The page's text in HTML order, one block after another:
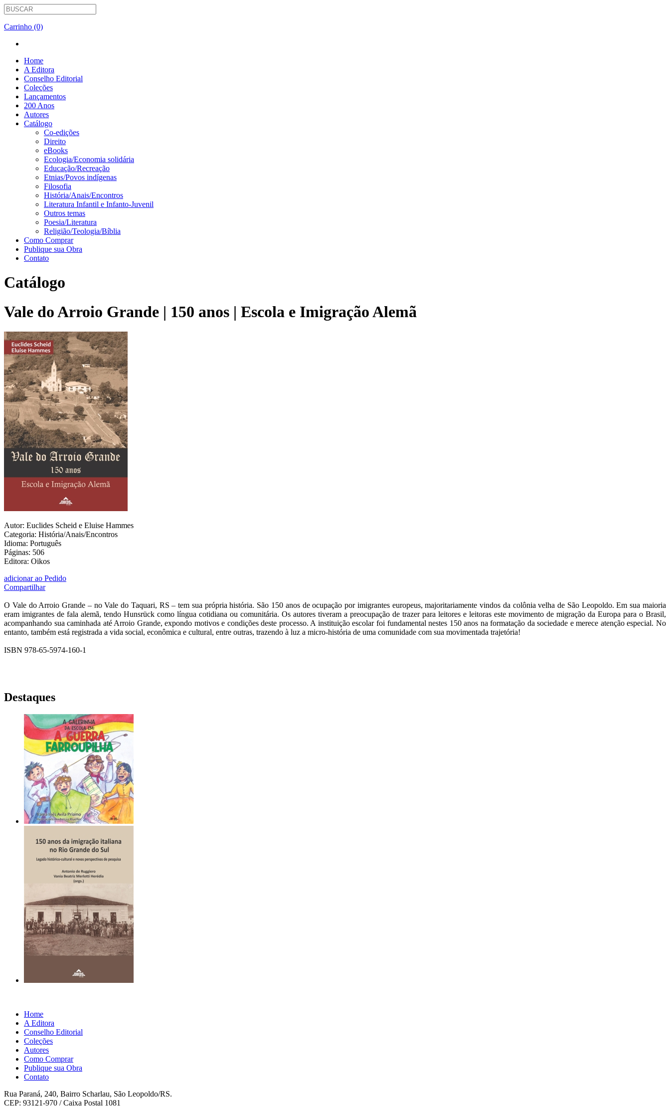
Carrinho (0)
Home
A Editora
Conselho Editorial
Coleções
Lançamentos
200 Anos
Autores
Catálogo
Co-edições
Direito
eBooks
Ecologia/Economia solidária
Educação/Recreação
Etnias/Povos indígenas
Filosofia
História/Anais/Encontros
Literatura Infantil e Infanto-Juvenil
Outros temas
Poesia/Literatura
Religião/Teologia/Bíblia
Como Comprar
Publique sua Obra
Contato
Catálogo
Vale do Arroio Grande | 150 anos | Escola e Imigração Alemã
Autor: Euclides Scheid e Eluise Hammes
Categoria: História/Anais/Encontros
Idioma: Português
Páginas: 506
Editora: Oikos
adicionar ao Pedido
Compartilhar
O Vale do Arroio Grande – no Vale do Taquari, RS – tem sua própria história. São 150 anos de ocupação por imigrantes europeus, majoritariamente vindos da colônia velha de São Leopoldo. Em sua maioria
eram imigrantes de fala alemã, tendo Hunsrück como língua cotidiana ou comunitária. Os autores tiveram a preocupação de trazer para leitores e leitoras este movimento de migração da Europa para o Brasil,
acompanhando sua caminhada até Arroio Grande, expondo motivos e condições deste processo. A instituição escolar foi fundamental nestes 150 anos na formatação da sociedade e merece atenção especial. No
entanto, também está registrada a vida social, econômica e cultural, entre outras, trazendo à luz a micro-história de uma comunidade com sua movimentada trajetória!
ISBN 978-65-5974-160-1
Destaques
Home
A Editora
Conselho Editorial
Coleções
Autores
Como Comprar
Publique sua Obra
Contato
Rua Paraná, 240, Bairro Scharlau, São Leopoldo/RS.
CEP: 93121-970 / Caixa Postal 1081